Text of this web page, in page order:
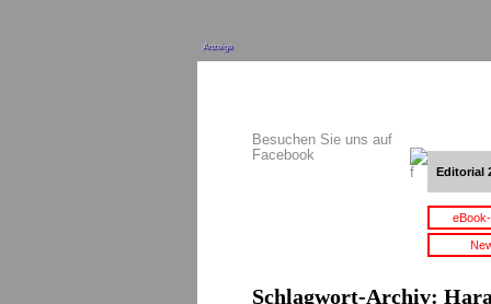
Anzeige
Besuchen Sie uns auf
Facebook
Editorial
Schlagwort-Archiv: